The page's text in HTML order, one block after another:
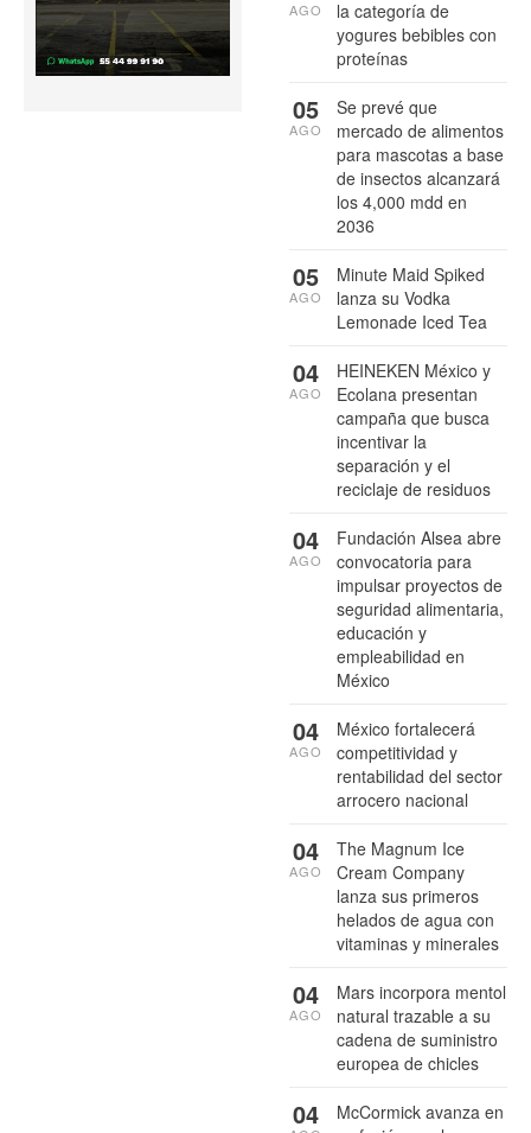
la categoría de
yogures bebibles con
proteínas
AGO
Se prevé que
mercado de alimentos
para mascotas a base
de insectos alcanzará
los 4,000 mdd en
2036
05
AGO
Minute Maid Spiked
lanza su Vodka
Lemonade Iced Tea
05
AGO
HEINEKEN México y
Ecolana presentan
campaña que busca
incentivar la
separación y el
reciclaje de residuos
04
AGO
Fundación Alsea abre
convocatoria para
impulsar proyectos de
seguridad alimentaria,
educación y
empleabilidad en
México
04
AGO
México fortalecerá
competitividad y
rentabilidad del sector
arrocero nacional
04
AGO
The Magnum Ice
Cream Company
lanza sus primeros
helados de agua con
vitaminas y minerales
04
AGO
Mars incorpora mentol
natural trazable a su
cadena de suministro
europea de chicles
04
AGO
McCormick avanza en
04